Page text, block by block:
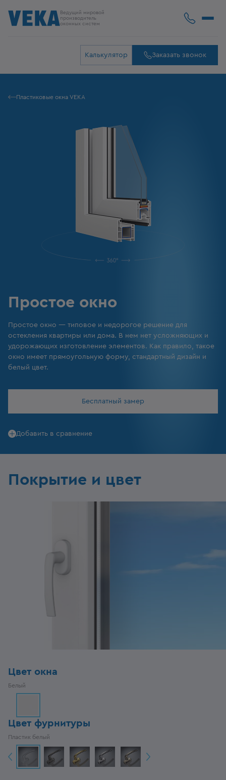
Ведущий мировой
производитель
оконных систем
Калькулятор Заказать звонок
Пластиковые окна VEKA
Простое окно
Простое окно — типовое и недорогое решение для
остекления квартиры или дома. В нем нет усложняющих и
удорожающих изготовление элементов. Как правило, такое
окно имеет прямоугольную форму, стандартный дизайн и
белый цвет.
Бесплатный замер
Добавить в сравнение
Покрытие и цвет
Цвет окна
Белый
Цвет фурнитуры
Пластик белый